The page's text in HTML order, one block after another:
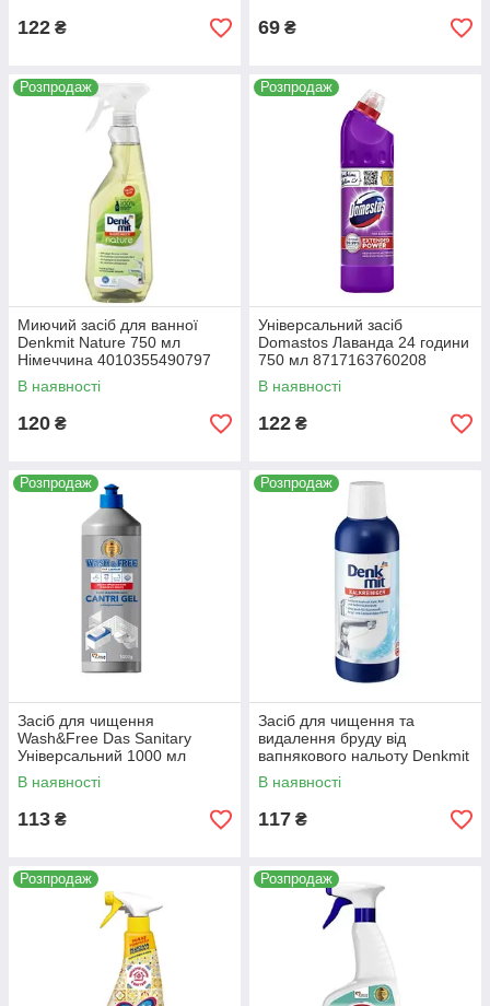
122 ₴ 69 ₴
Розпродаж
Миючий засіб для ванної
Denkmit Nature 750 мл
Німеччина 4010355490797
В наявності
120 ₴
Розпродаж
Універсальний засіб
Domastos Лаванда 24 години
750 мл 8717163760208
В наявності
122 ₴
Розпродаж
Засіб для чищення
Wash&Free Das Sanitary
Універсальний 1000 мл
4260637724489
В наявності
113 ₴
Розпродаж
Засіб для чищення та
видалення бруду від
вапнякового нальоту Denkmit
Kalkreiniger 500мл Німеччина
4066447289596
В наявності
117 ₴
Розпродаж Розпродаж